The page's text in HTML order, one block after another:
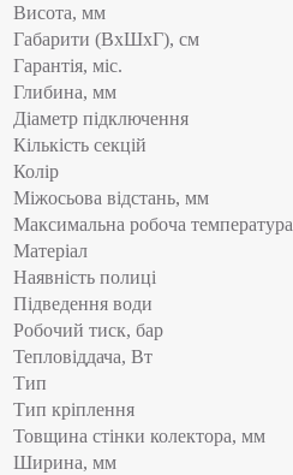
Висота, мм
Габарити (ВхШхГ), см
Гарантія, міс.
Глибина, мм
Діаметр підключення
Кількість секцій
Колір
Міжосьова відстань, мм
Максимальна робоча температура
Матеріал
Наявність полиці
Підведення води
Робочий тиск, бар
Тепловіддача, Вт
Тип
Тип кріплення
Товщина стінки колектора, мм
Ширина, мм